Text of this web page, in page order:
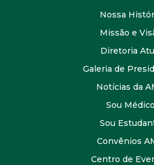
Nossa
Missão e
Diretoria
Galeria de
Notícias da
Sou Médico
Sou
Convênios
Centro de